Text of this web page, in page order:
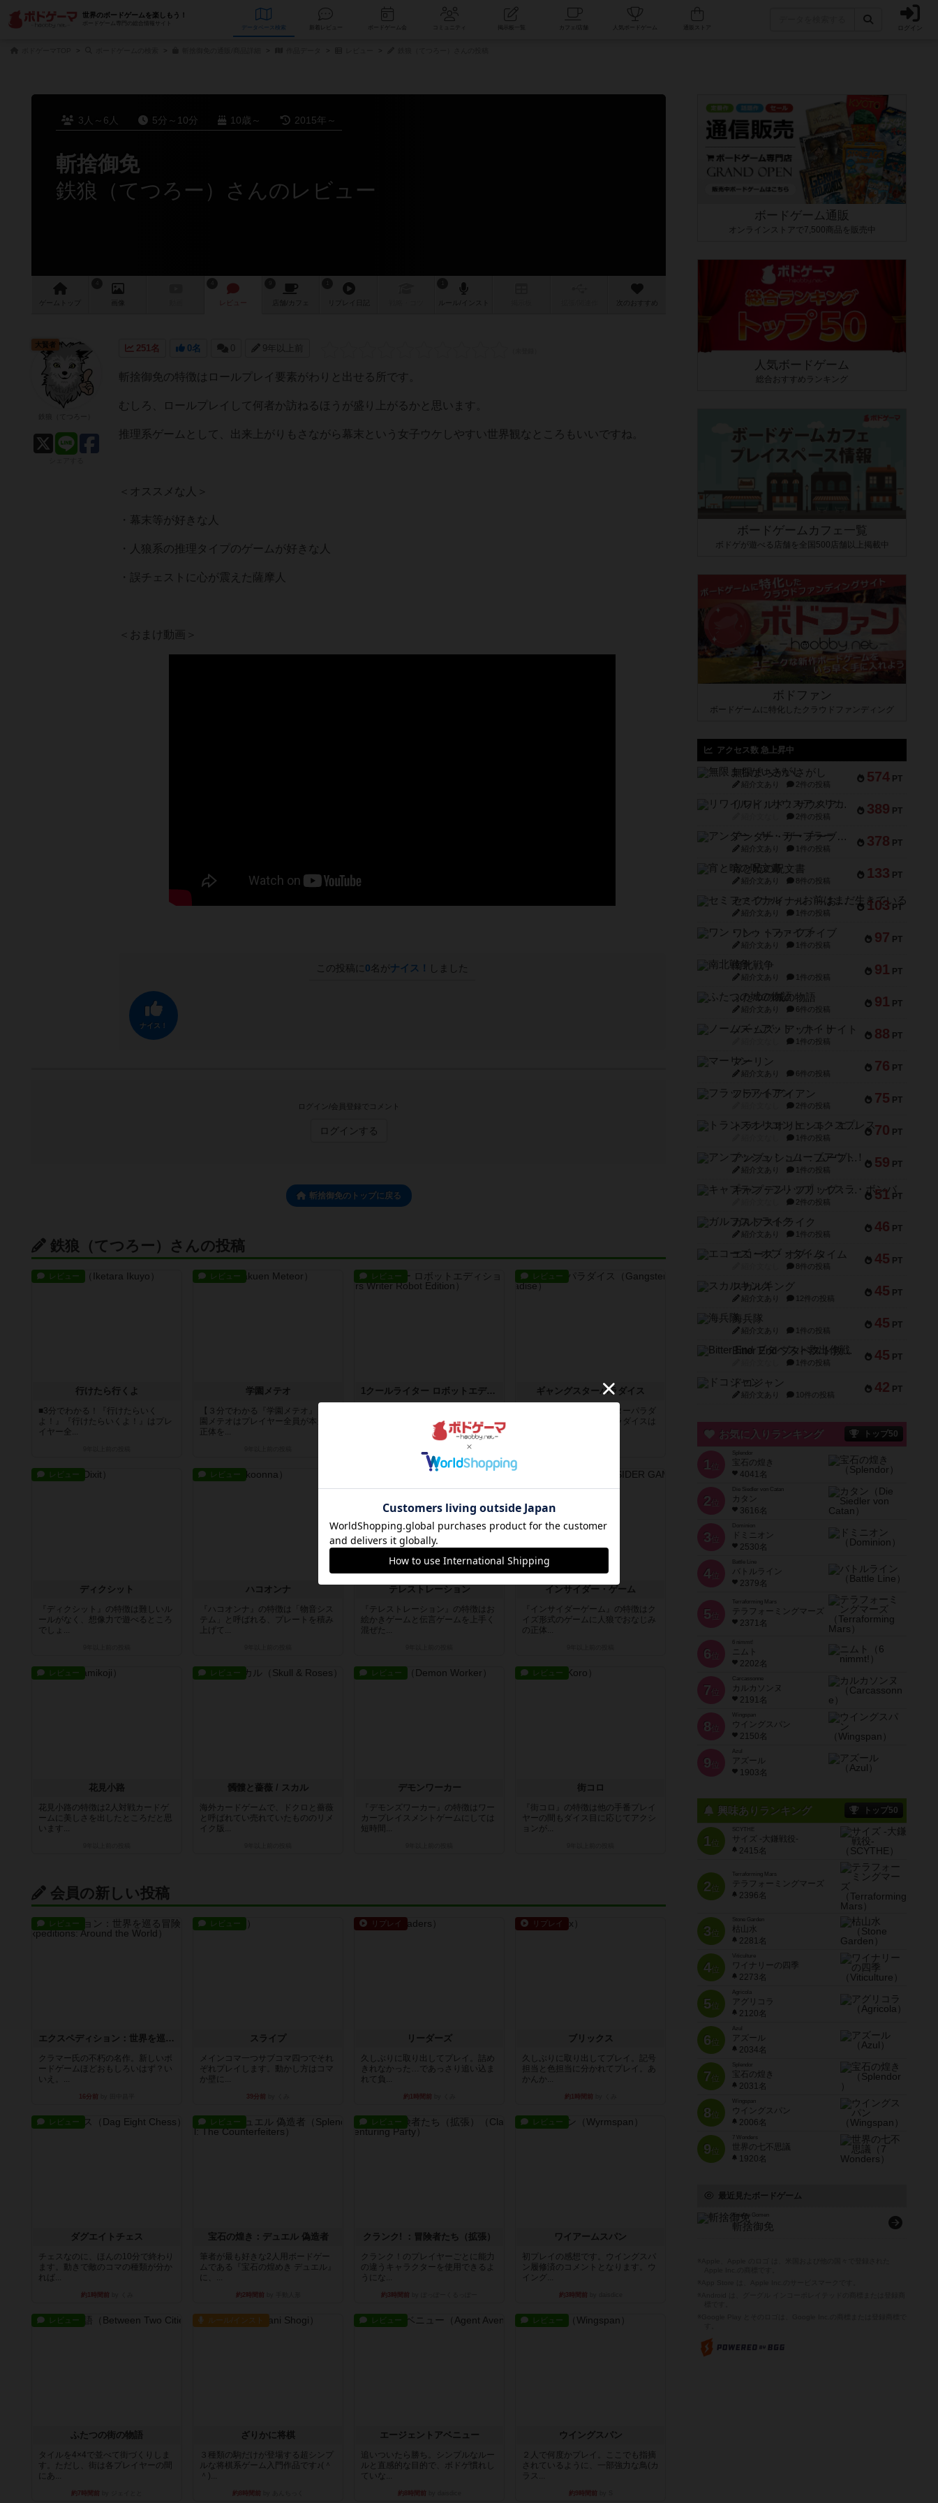
世界のボードゲームを楽しもう！
ボードゲーム専門の総合情報サイト
データベース コミュニティ 人気ボードゲーム ログイン
3人～6人 5分～10分 10歳～ 2015年～
斬捨御免
鉄狼（てつろー）さんのレビュー
ゲーム 画像 レビュー 店舗/ カフェ 次のおすすめ
251名 0名 0 9年以上前
斬捨御免の特徴はロールプレイ要素がわりと出せる所です。
むしろ、ロールプレイして何者か訪ねるほうが盛り上がるかと思います。
推理系ゲームとして、出来上がりもさながら幕末という女子ウケしやすい世界観なところもいいですね。
＜オススメな人＞
・幕末等が好きな人
・人狼系の推理タイプのゲームが好きな人
・誤チェストに心が震えた薩摩人
＜おまけ動画＞
この投稿に 0名がナイス！ しました
ナイス！
大賢者
ログイン/会員登録でコメント
ログインする
斬捨御免のトップに戻る
鉄狼（てつろー）さんの投稿
レビュー
行けたら行くよ
■3分でわかる！『行けたらいく
よ！』『行けたらいくよ！』はプレ
イヤー全...
レビュー
学園メテオ
【３分でわかる『学園メテオ』】学
園メテオはプレイヤー全員が本当の
正体を...
レビュー
1クールライター ロボットエディション
ロボットエディション』＞１クール
レビュー
ギャングスターパラダイス
＜３分で分るギャングスターパラダ
イス＞ギャングスターパラダイスは
レビュー
ディクシット
『ディクシット』の特徴は難しいル
ールがなく、想像力で遊べるところ
でしょ...
レビュー
ハコオンナ
『ハコオンナ』の特徴は「物音シス
テム」と呼ばれる、プレートを積み
上げて...
テレストレーション
『テレストレーション』の特徴はお
絵かきゲームと伝言ゲームを上手く
混ぜた...
インサイダー・ゲーム
『インサイダーゲーム』の特徴はク
イズ形式のゲームに人狼でおなじみ
の正体...
レビュー
花見小路
花見小路の特徴は2人対戦カードゲ
ームに美しさを出したところだと思
います...
レビュー
髑髏と薔薇 / スカル
海外カードゲームで、ドクロと薔薇
と呼ばれてい売れていたもののリメ
イク版...
レビュー
デモンワーカー
『デモンズワーカー』の特徴はワー
カープレイスメントゲームにしては
短時間...
レビュー
街コロ
『街コロ』の特徴は他の手番プレイ
ヤーの間もダイス目に応じてアクシ
ョンが...
会員の新しい投稿
レビュー
エクスペディション：世界を巡る冒険
クラマー氏の不朽の名作。新しいボ
ードゲームほどおもしろいはず？い
いえ。...
16分前
レビュー
スライプ
メインコマ一つサブコマ四つでそれ
ぞれプレイします。動かし方はコマ
か壁に...
39分前
リプレイ
リーダーズ
久しぶりに取り出してプレイ。詰め
きれなかった…であっさり追い込ま
れて負...
約1時間前
リプレイ
ブリックス
久しぶりに取り出してプレイ。記号
担当と色担当に分かれてプレイ。あ
かんか...
約1時間前
レビュー
ダグエイトチェス
チェスなのに、ほんの10分で終わり
ます。動きで敵のコマの種類が分か
れば...
約1時間前
レビュー
宝石の煌き：デュエル 偽造者
筆者が最も好きな2人用ボードゲー
ムである『宝石の煌めき デュエル』
に、...
約2時間前
レビュー
クランク! ：冒険者たち（拡張）
クランク！のプレイヤーごとに能力
の違うキャラクターを使用できるよ
うにな...
約3時間前
レビュー
ワイアームスパン
初プレイの感想です。ウイングスパ
ン履修済のコメントとなります。ウ
イング...
約3時間前
レビュー
ふたつの街の物語
タイルを4×4で並べて街づくりしま
す。ただし、街は各プレイヤーの間
にあ...
約7時間前
ルール/インスト
ざりかに将棋
３種類の駒だけが登場する超シンプ
ルな将棋系ゲーム入門作品です♪(＾
＾)...
約8時間前
レビュー
エージェントアベニュー
追いついたら勝ち。シンプルなルー
ルと直感的な目的で、ボドゲ慣れし
ていな...
約8時間前
レビュー
ウイングスパン
２人で何度かプレイ。ここでも指摘
されているように、一部強力な鳥(カ
ラス...
約9時間前
ボードゲーム通販
オンラインストアで7,500商品を販売中
人気ボードゲーム
総合おすすめランキング
ボードゲームカフェ一覧
ボドゲが遊べる店舗を全国500店舗以上掲載中
ボドファン
ボードゲームに特化したクラウドファンディング
アクセス数 急上昇中
574 PT
無限まちがいさがし
紹介文あり 2件の投稿
389 PT
リワイルド：サウスアメリカ
2件の投稿
378 PT
アンダー・ザ・テーブラー
紹介文あり 1件の投稿
133 PT
宵と暁の呪文書
紹介文あり 8件の投稿
103 PT
セミファイナル ～お前はまだ生きている～
紹介文あり 1件の投稿
97 PT
ワン・トゥ・ファイブ
紹介文あり 1件の投稿
91 PT
南北戦争
紹介文あり 1件の投稿
91 PT
ふたつの城の物語
紹介文あり 6件の投稿
88 PT
ノームズ・アット・ナイト
1件の投稿
76 PT
マーリン
紹介文あり 6件の投稿
75 PT
フラットアイアン
2件の投稿
70 PT
トランスオリエント・エクスプレス
1件の投稿
59 PT
アンブッシュ！：ムーブアウト！
紹介文あり 1件の投稿
51 PT
キャプテン・フリップ：イスラ・ボンバ
2件の投稿
46 PT
ガルフストライク
紹介文あり 1件の投稿
45 PT
エコーズ・オブ・タイム
8件の投稿
45 PT
スカルキング
紹介文あり 12件の投稿
45 PT
海兵隊
紹介文あり 1件の投稿
45 PT
Bitter End ブタペスト救出作戦
1件の投稿
42 PT
ドコジャン
紹介文あり 10件の投稿
お気に入りランキング トップ50
1 位
宝石の煌き
4041名
2 位
Die Siedler von Catan
カタン
3616名
3 位
ドミニオン
2530名
4位
Battle Line
バトルライン
2379名
5 位
Terraforming Mars
テラフォーミングマーズ
2371名
6 位
ニムト
2202名
7 位
Carcassonne
カルカソンヌ
2191名
8 位
Wingspan
ウイングスパン
2150名
9 位
Azul
アズール
1903名
興味ありランキング トップ50
1位
SCYTHE
サイズ -大鎌戦役-
2415名
2位
Terraforming Mars
テラフォーミングマーズ
2396名
3位
Stone Garden
枯山水
2281名
4位
Viticulture
ワイナリーの四季
2273名
5位
Agricola
アグリコラ
2120名
6位
Azul
アズール
2034名
7位
宝石の煌き
2031名
8位
Wingspan
ウイングスパン
2006名
9位
7 Wonders
世界の七不思議
1920名
最近見たボードゲーム
Kirisute Gomen
斬捨御免